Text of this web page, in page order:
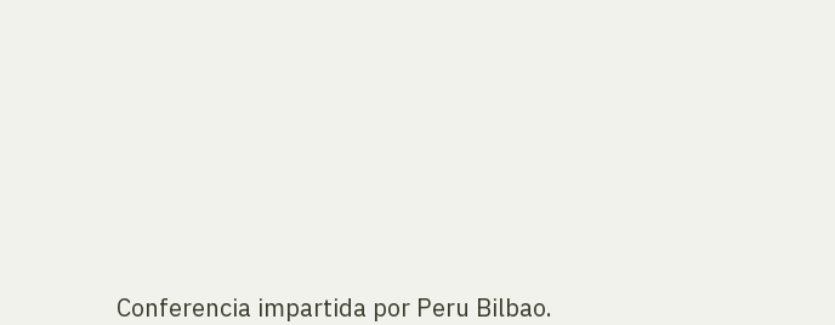
Conferencia impartida por Peru Bilbao.